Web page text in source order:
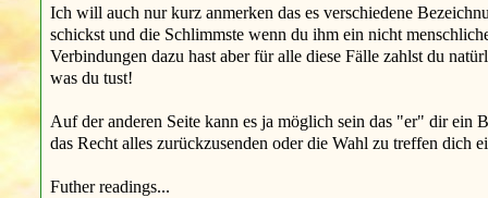
Ich will auch nur kurz anmerken das es verschiedene
schickst und die Schlimmste wenn du ihm ein nicht
Verbindungen dazu hast aber für alle diese Fälle zahlst du
was du tust!
Auf der anderen Seite kann es ja möglich sein das "er" dir ein
das Recht alles zurückzusenden oder die Wahl zu treffen dich
Futher readings...